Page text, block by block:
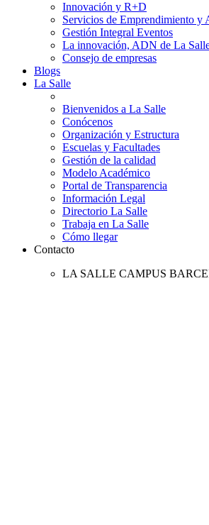
Innovación y R+D
Servicios de Emprendimiento y
Gestión Integral Eventos
La innovación, ADN de La
Consejo de empresas
Blogs
La Salle
Bienvenidos a La Salle
Conócenos
Organización y Estructura
Escuelas y Facultades
Gestión de la calidad
Modelo Académico
Portal de Transparencia
Información Legal
Directorio La Salle
Trabaja en La Salle
Cómo llegar
Contacto
LA SALLE CAMPUS